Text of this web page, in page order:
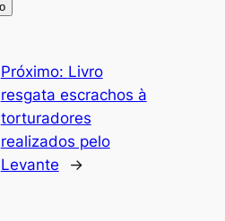
Próximo: Livro
resgata escrachos à
torturadores
realizados pelo
Levante
→